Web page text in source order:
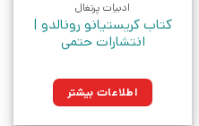
ادبیات پرتغال
کتاب کریستیانو رونالدو |
انتشارات حتمی
اطلاعات بیشتر